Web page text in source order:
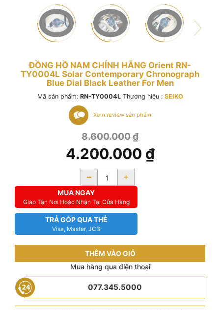
ĐỒNG HỒ NAM CHÍNH HÃNG Orient RN-
TY0004L Solar Contemporary Chronograph
Blue Dial Black Leather For Men
Mã sản phẩm: RN-TY0004L Thương hiệu : SEIKO
Xem review sản phẩm
8.600.000₫
4.200.000 ₫
- +
MUA NGAY
Giao Tận Nơi Hoặc Nhận Tại Cửa Hàng
TRẢ GÓP QUA THẺ
Visa, Master, JCB
THÊM VÀO GIỎ
Mua hàng qua điện thoại
077.345.5000